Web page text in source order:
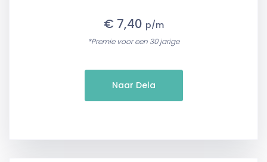
€ 7,40 p/m
*Premie voor een 30 jarige
Naar Dela